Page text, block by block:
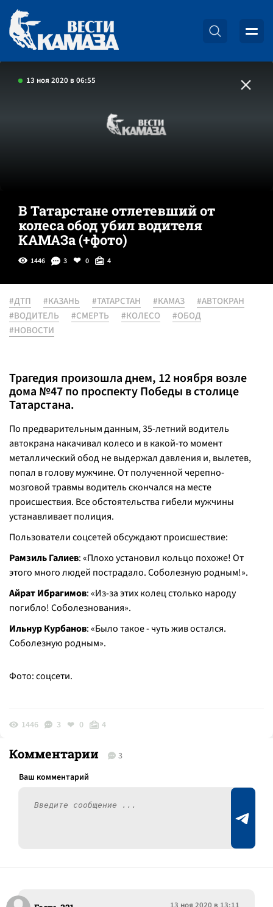
13 ноя 2020 в 06:55
В Татарстане отлетевший от
колеса обод убил водителя
КАМАЗа (+фото)
1446 3 0 4
#ДТП #КАЗАНЬ #ТАТАРСТАН #КАМАЗ
#АВТОКРАН
#ВОДИТЕЛЬ
#СМЕРТЬ #КОЛЕСО
#ОБОД
#НОВОСТИ
Трагедия произошла днем, 12 ноября возле
дома №47 по проспекту Победы в столице
Татарстана.
По предварительным данным, 35-летний водитель
автокрана накачивал колесо и в какой-то момент
металлический обод не выдержал давления и, вылетев,
попал в голову мужчине. От полученной черепно-
мозговой травмы водитель скончался на месте
происшествия. Все обстоятельства гибели мужчины
устанавливает полиция.
Пользователи соцсетей обсуждают происшествие:
Рамзиль Галиев:«Плохо установил кольцо похоже! От
этого много людей пострадало. Соболезную родным!».
Айрат Ибрагимов:«Из-за этих колец столько народу
погибло! Соболезнования».
Ильнур Курбанов:«Было такое - чуть жив остался.
Соболезную родным».
Фото: соцсети.
1446 3 0 4
Комментарии 3